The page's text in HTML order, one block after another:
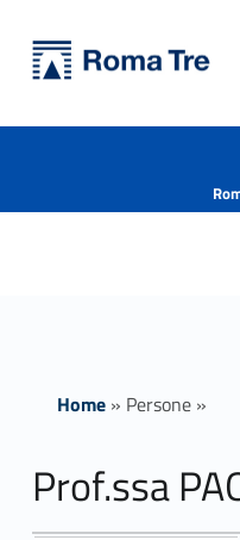
Prof.ssa PAOLA TUCCIMEI - Università Roma Tre
Home» Persone»
Prof.ssa